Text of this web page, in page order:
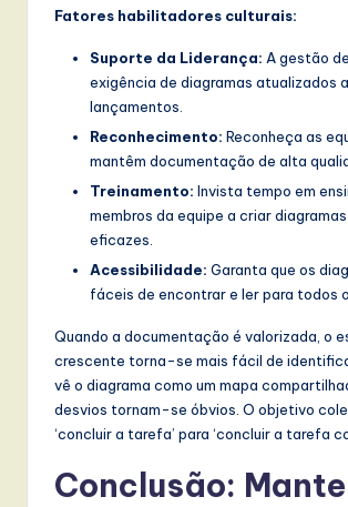
Fatores habilitadores culturais:
Suporte da Liderança: A gestão
exigência de diagramas atualizados
lançamentos.
Reconhecimento: Reconheça as
mantêm documentação de alta
Treinamento: Invista tempo em
membros da equipe a criar
eficazes.
Acessibilidade: Garanta que os
fáceis de encontrar e ler para todos
Quando a documentação é valorizada, o
crescente torna-se mais fácil de
vê o diagrama como um mapa
desvios tornam-se óbvios. O objetivo
‘concluir a tarefa’ para ‘concluir a tarefa
Conclusão: